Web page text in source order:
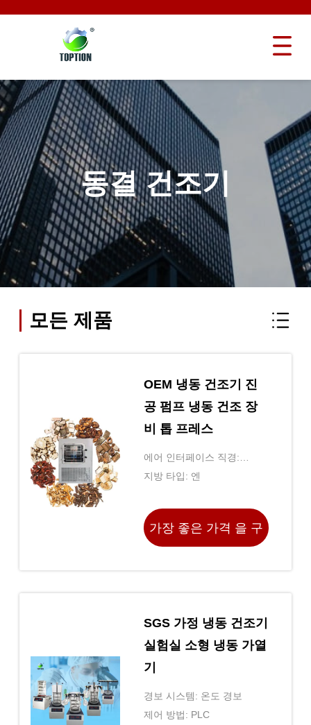
동결 건조기
모든 제품
OEM 냉동 건조기 진
공 펌프 냉동 건조 장
비 톱 프레스
에어 인터페이스 직경:
ZG1.5”
지방 타입: 엔
가장 좋은 가격 을 구
SGS 가정 냉동 건조기
실험실 소형 냉동 가열
기
경보 시스템: 온도 경보
제어 방법: PLC